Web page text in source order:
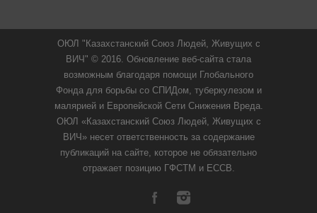
ОЮЛ "Казахстанский Союз Людей, Живущих с
ВИЧ" © 2016. Обновление веб-сайта стала
возможным благодаря помощи Глобального
Фонда для борьбы со СПИДом, туберкулезом и
малярией и Европейской Сети Снижения Вреда.
ОЮЛ «Казахстанский Союз Людей, Живущих с
ВИЧ» несет ответственность за содержание
публикаций на сайте, которое не обязательно
отражает позицию ГФСТМ и ЕССВ.